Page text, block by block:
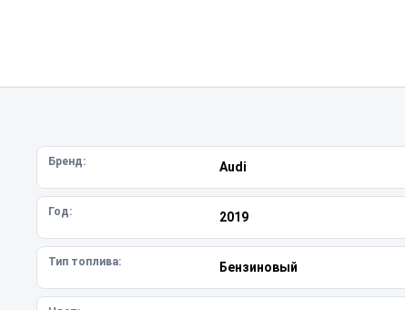
Бренд: Audi
Год: 2019
Тип топлива: Бензиновый